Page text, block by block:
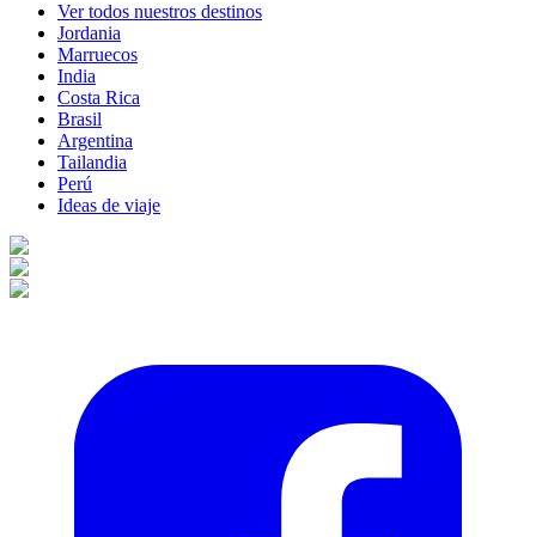
Ver todos nuestros destinos
Jordania
Marruecos
India
Costa Rica
Brasil
Argentina
Tailandia
Perú
Ideas de viaje